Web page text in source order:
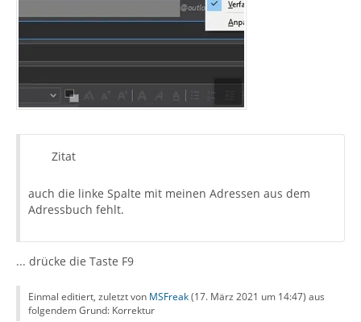
Zitat
auch die linke Spalte mit meinen Adressen aus dem
Adressbuch fehlt.
... drücke die Taste F9
Einmal editiert, zuletzt von MSFreak(17. März 2021 um 14:47) aus
folgendem Grund: Korrektur